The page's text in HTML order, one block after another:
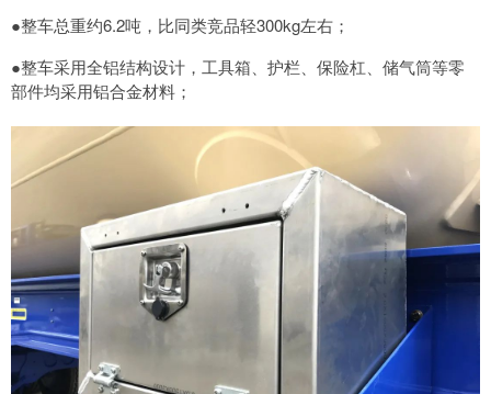
●整车总重约6.2吨，比同类竞品轻300kg左右；
●整车采用全铝结构设计，工具箱、护栏、保险杠、储气筒等零
部件均采用铝合金材料；